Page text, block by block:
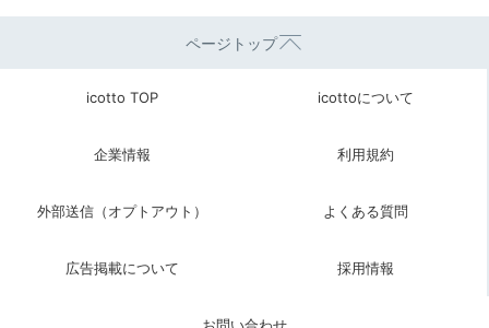
を楽しんではいかがでしょうか？
ページトップ
icotto TOP icottoについて
企業情報 利用規約
外部送信（オプトアウト） よくある質問
広告掲載について 採用情報
お問い合わせ